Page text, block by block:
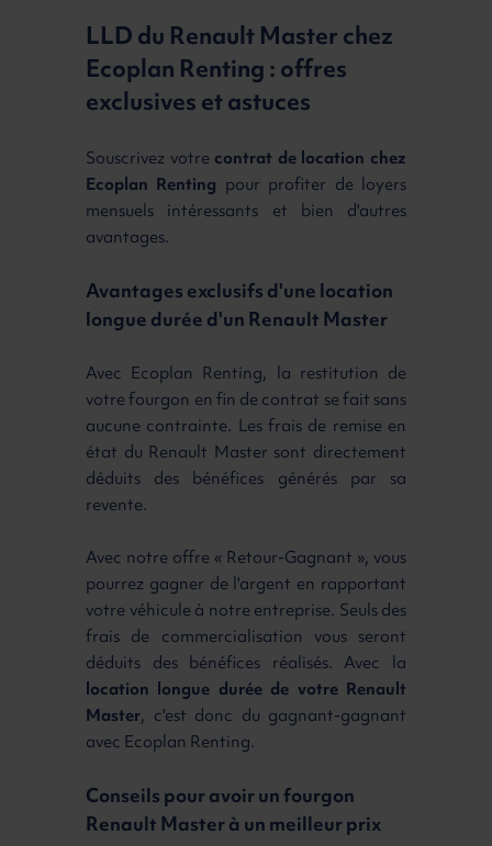
LLD du Renault Master chez
Ecoplan Renting : offres
exclusives et astuces
Souscrivez votrecontrat de location chez
Ecoplan Renting pour profiter de loyers
mensuels intéressants et bien d'autres
avantages.
Avantages exclusifs d'une location
longue durée d'un Renault Master
Avec Ecoplan Renting, la restitution de
votre fourgon en fin de contrat se fait sans
aucune contrainte. Les frais de remise en
état du Renault Master sont directement
déduits des bénéfices générés par sa
revente.
Avec notre offre « Retour-Gagnant », vous
pourrez gagner de l'argent en rapportant
votre véhicule à notre entreprise. Seuls des
frais de commercialisation vous seront
déduits des bénéfices réalisés. Avec la
location longue durée de votre Renault
Master, c'est donc du gagnant-gagnant
avec Ecoplan Renting.
Conseils pour avoir un fourgon
Renault Master à un meilleur prix